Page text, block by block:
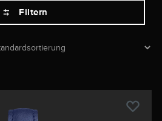
Filtern